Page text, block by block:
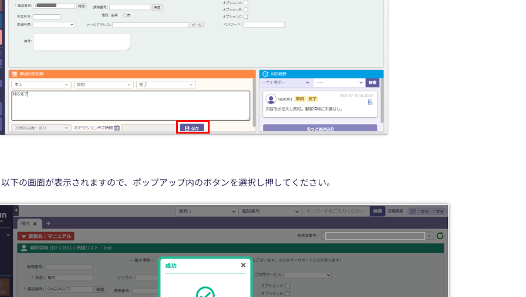
下の画面が表示されますので、ポップアップ内のボタンを選択し押してください。